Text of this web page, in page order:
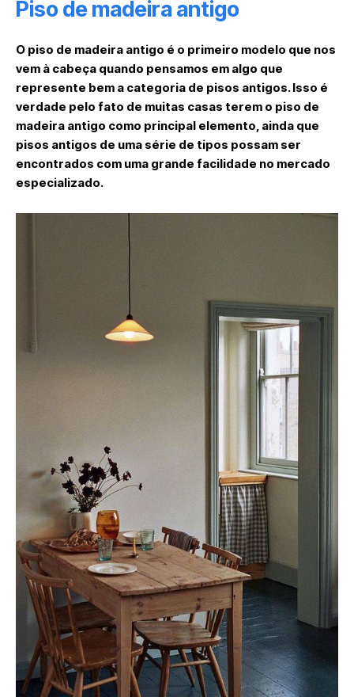
Piso de madeira antigo
O piso de madeira antigo é o primeiro modelo que nos
vem à cabeça quando pensamos em algo que
represente bem a categoria de pisos antigos. Isso é
verdade pelo fato de muitas casas terem o piso de
madeira antigo como principal elemento, ainda que
pisos antigos de uma série de tipos possam ser
encontrados com uma grande facilidade no mercado
especializado.